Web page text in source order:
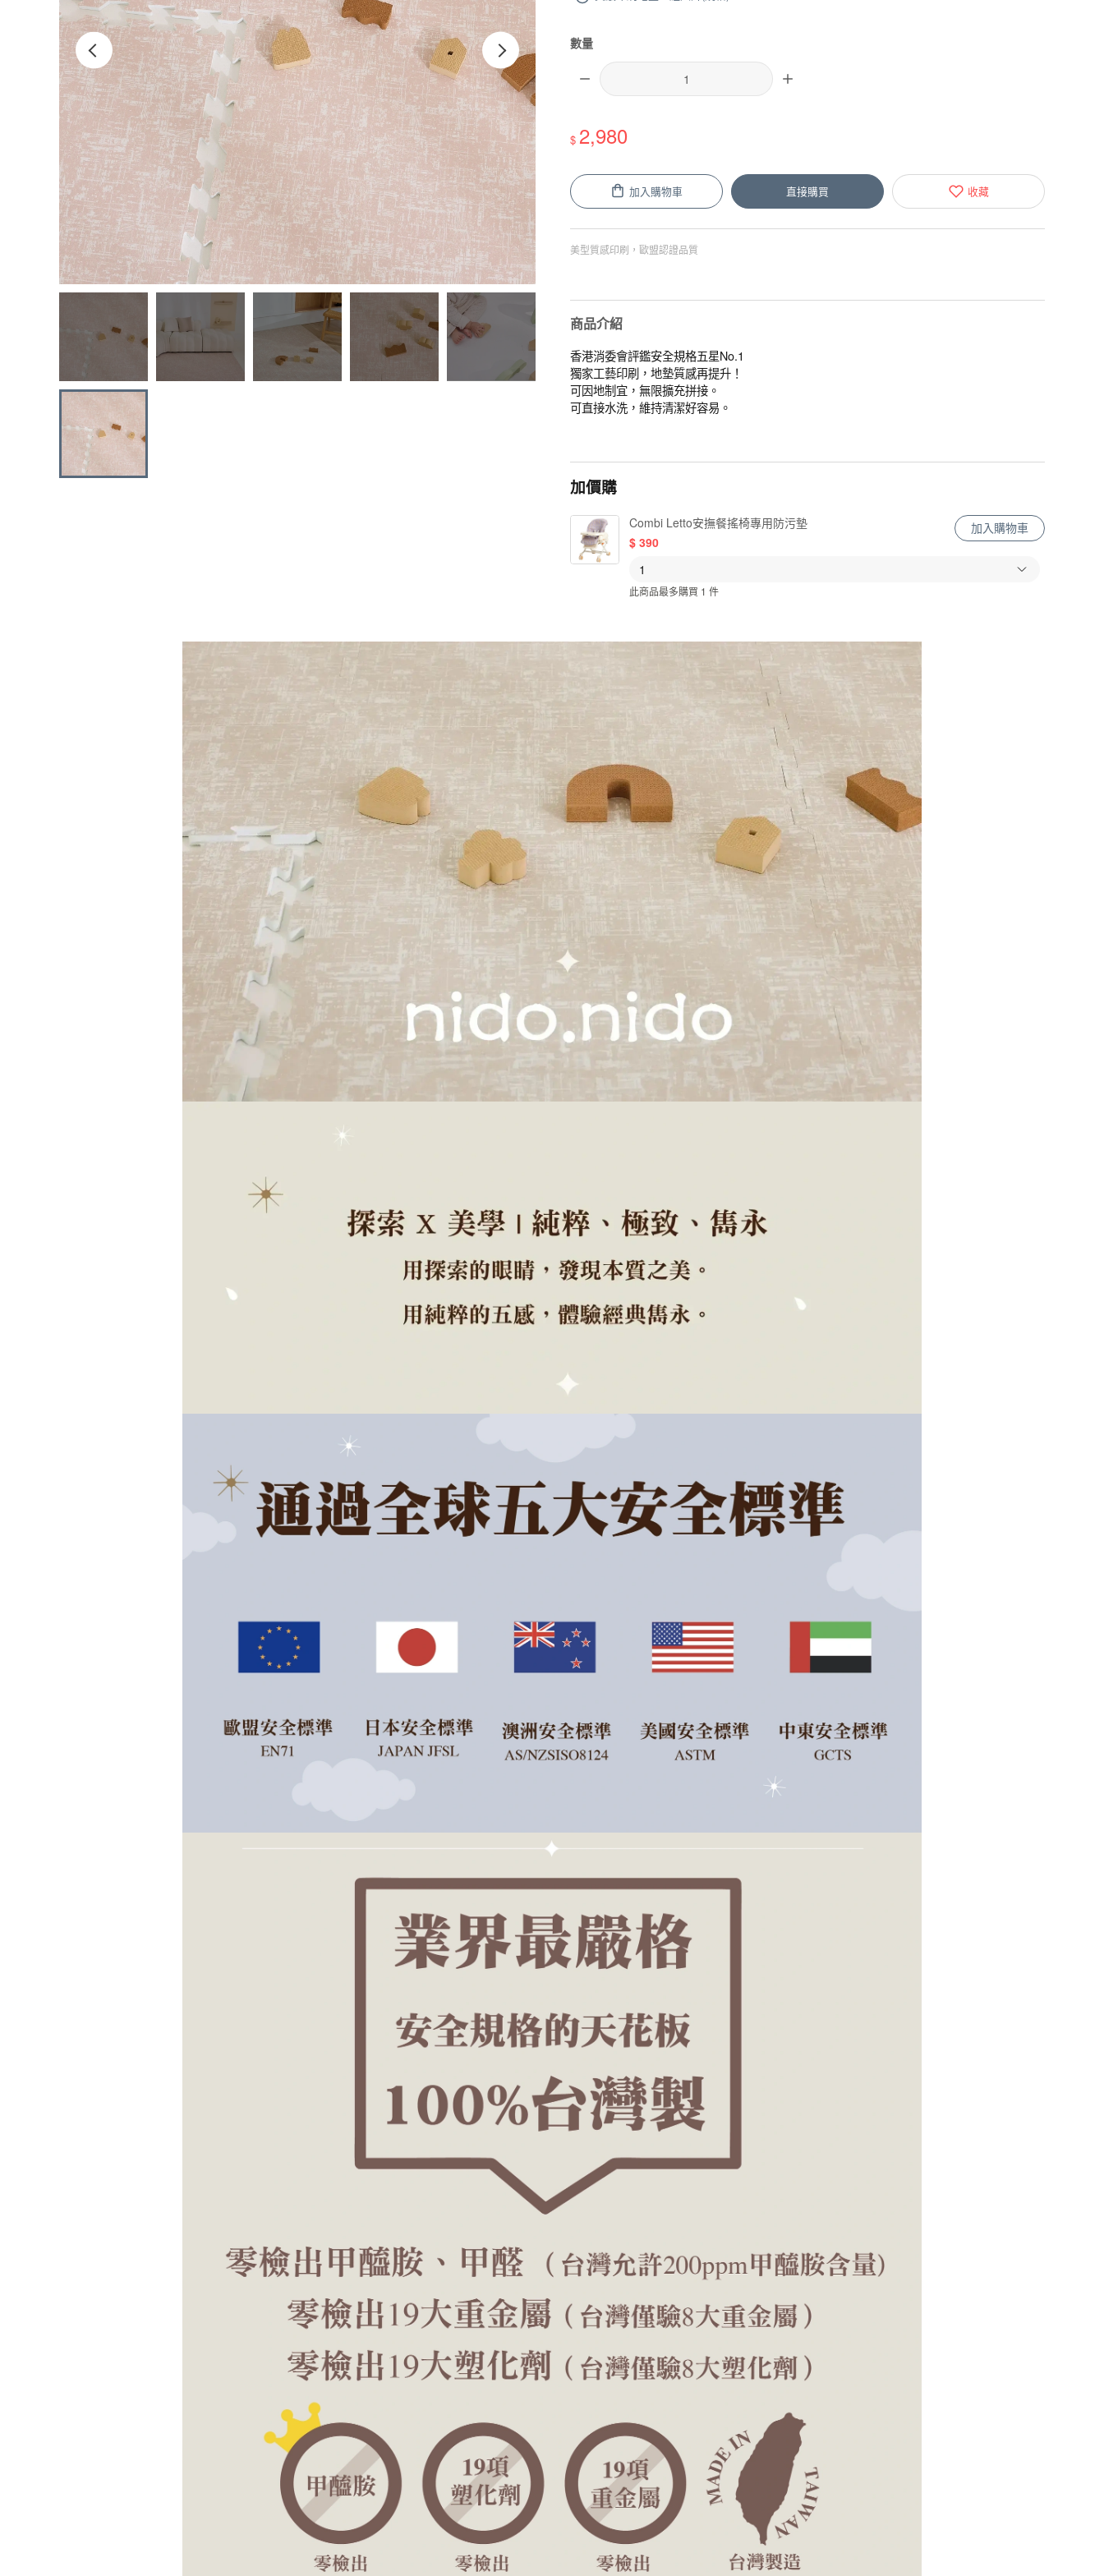
數量
$ 2,980
加入購物車 直接購買 收藏
美型質感印刷，歐盟認證品質
商品介紹
香港消委會評鑑安全規格五星No.1
獨家工藝印刷，地墊質感再提升！
可因地制宜，無限擴充拼接。
可直接水洗，維持清潔好容易。
加價購
Combi Letto安撫餐搖椅專用防污墊
$ 390
此商品最多購買 1 件
加入購物車